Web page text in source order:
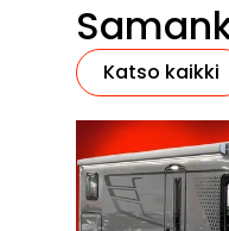
Katso kaikki